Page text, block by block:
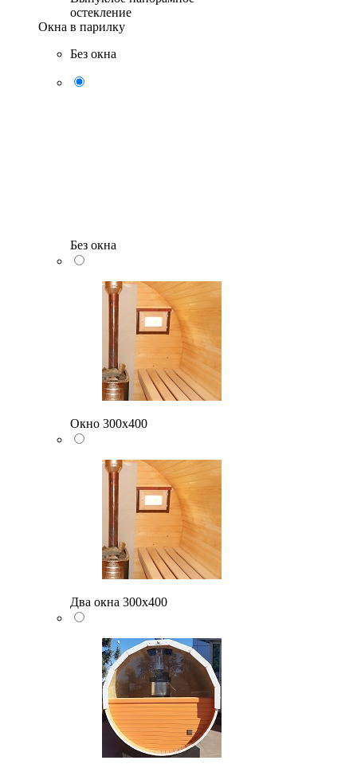
остекление
Окна в парилку
Без окна
Без окна
Окно 300х400
Два окна 300х400